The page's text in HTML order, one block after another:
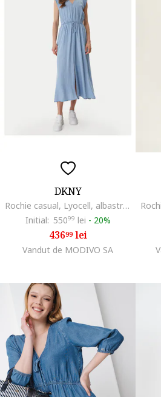
DKNY
Rochie casual, Lyocell, albastru deschis
Initial: 55099 lei - 20%
43699lei
Vandut de MODIVO SA